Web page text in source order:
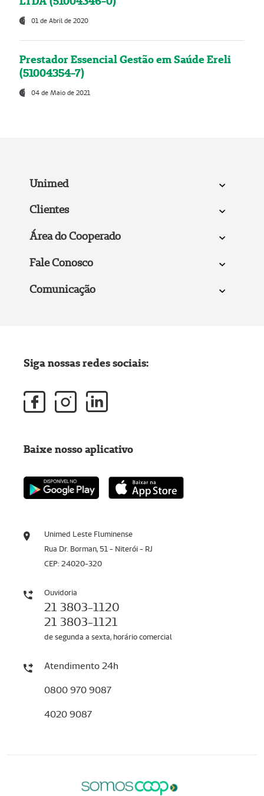
01 de Abril de 2020
Prestador Essencial Gestão em Saúde Ereli
(51004354-7)
04 de Maio de 2021
Unimed
Clientes
Área do Cooperado
Fale Conosco
Comunicação
Unimed Leste Fluminense
Rua Dr. Borman, 51 - Niterói - RJ
CEP: 24020-320
Ouvidoria
21 3803-1120
21 3803-1121
de segunda a sexta, horário comercial
Atendimento 24h
0800 970 9087
4020 9087
Siga nossas redes sociais:
Baixe nosso aplicativo